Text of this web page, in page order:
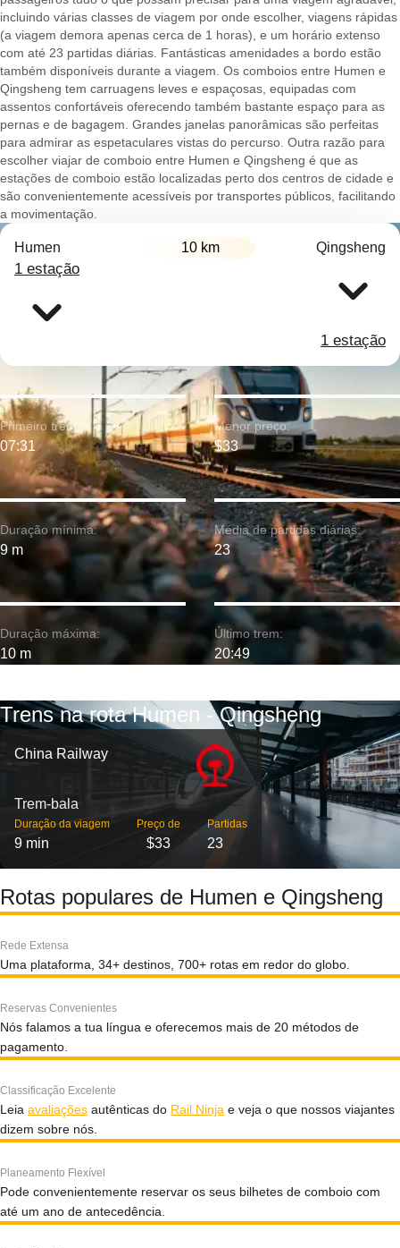
incluindo várias classes de viagem por onde escolher, viagens rápidas
(a viagem demora apenas cerca de 1 horas), e um horário extenso
com até 23 partidas diárias. Fantásticas amenidades a bordo estão
também disponíveis durante a viagem. Os comboios entre Humen e
Qingsheng tem carruagens leves e espaçosas, equipadas com
assentos confortáveis oferecendo também bastante espaço para as
pernas e de bagagem. Grandes janelas panorâmicas são perfeitas
para admirar as espetaculares vistas do percurso. Outra razão para
escolher viajar de comboio entre Humen e Qingsheng é que as
estações de comboio estão localizadas perto dos centros de cidade e
são convenientemente acessíveis por transportes públicos, facilitando
a movimentação.
Humen 10 km Qingsheng
1 estação
1 estação
Duração mínima:
9 m
Primeiro trem:
07:31
Duração máxima:
10 m
Menor preço:
$33
Média de partidas diárias:
23
Último trem:
20:49
Trens na rota Humen - Qingsheng
China Railway
Trem-bala
Duração da viagem
9 min
Preço de
$33
Partidas
23
Rotas populares de Humen e Qingsheng
Rede Extensa
Uma plataforma, 34+ destinos, 700+ rotas em redor do globo.
Reservas Convenientes
Nós falamos a tua língua e oferecemos mais de 20 métodos de
pagamento.
Classificação Excelente
Leia avaliações autênticas do Rail Ninja e veja o que nossos viajantes
dizem sobre nós.
Planeamento Flexível
Pode convenientemente reservar os seus bilhetes de comboio com
até um ano de antecedência.